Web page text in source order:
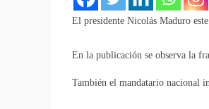
El presidente Nicolás Maduro
En la publicación se observa la
También el mandatario nacional